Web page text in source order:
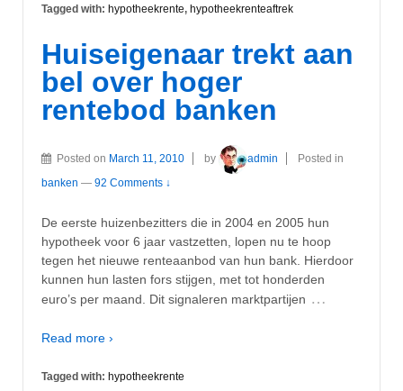
Tagged with: hypotheekrente, hypotheekrenteaftrek
Huiseigenaar trekt aan
bel over hoger
rentebod banken
Posted on March 11, 2010 by admin
Posted in
banken — 92 Comments ↓
De eerste huizenbezitters die in 2004 en 2005 hun
hypotheek voor 6 jaar vastzetten, lopen nu te hoop
tegen het nieuwe renteaanbod van hun bank. Hierdoor
kunnen hun lasten fors stijgen, met tot honderden
euro’s per maand. Dit signaleren marktpartijen …
Read more ›
Tagged with: hypotheekrente